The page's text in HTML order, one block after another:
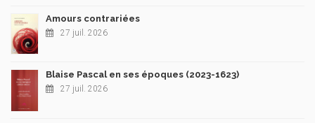
Amours contrariées
27 juil. 2026
Blaise Pascal en ses époques (2023-1623)
27 juil. 2026